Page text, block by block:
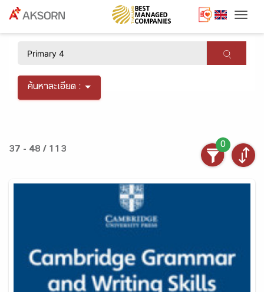
ค้นหาละเอียด :
37 - 48 / 113
0